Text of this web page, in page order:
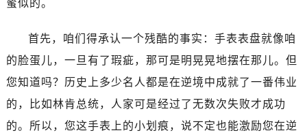
蜜似的。
首先，咱们得承认一个残酷的事实：手表表盘就像咱
的脸蛋儿，一旦有了瑕疵，那可是明晃晃地摆在那儿。但
您知道吗？历史上多少名人都是在逆境中成就了一番伟业
的，比如林肯总统，人家可是经过了无数次失败才成功
的。所以，您这手表上的小划痕，说不定也能激励您在逆